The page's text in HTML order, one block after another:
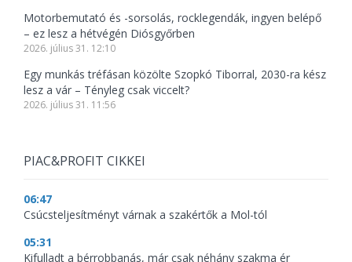
Motorbemutató és -sorsolás, rocklegendák, ingyen belépő
– ez lesz a hétvégén Diósgyőrben
2026. július 31. 12:10
Egy munkás tréfásan közölte Szopkó Tiborral, 2030-ra kész
lesz a vár – Tényleg csak viccelt?
2026. július 31. 11:56
PIAC&PROFIT CIKKEI
06:47
Csúcsteljesítményt várnak a szakértők a Mol-tól
05:31
Kifulladt a bérrobbanás, már csak néhány szakma ér